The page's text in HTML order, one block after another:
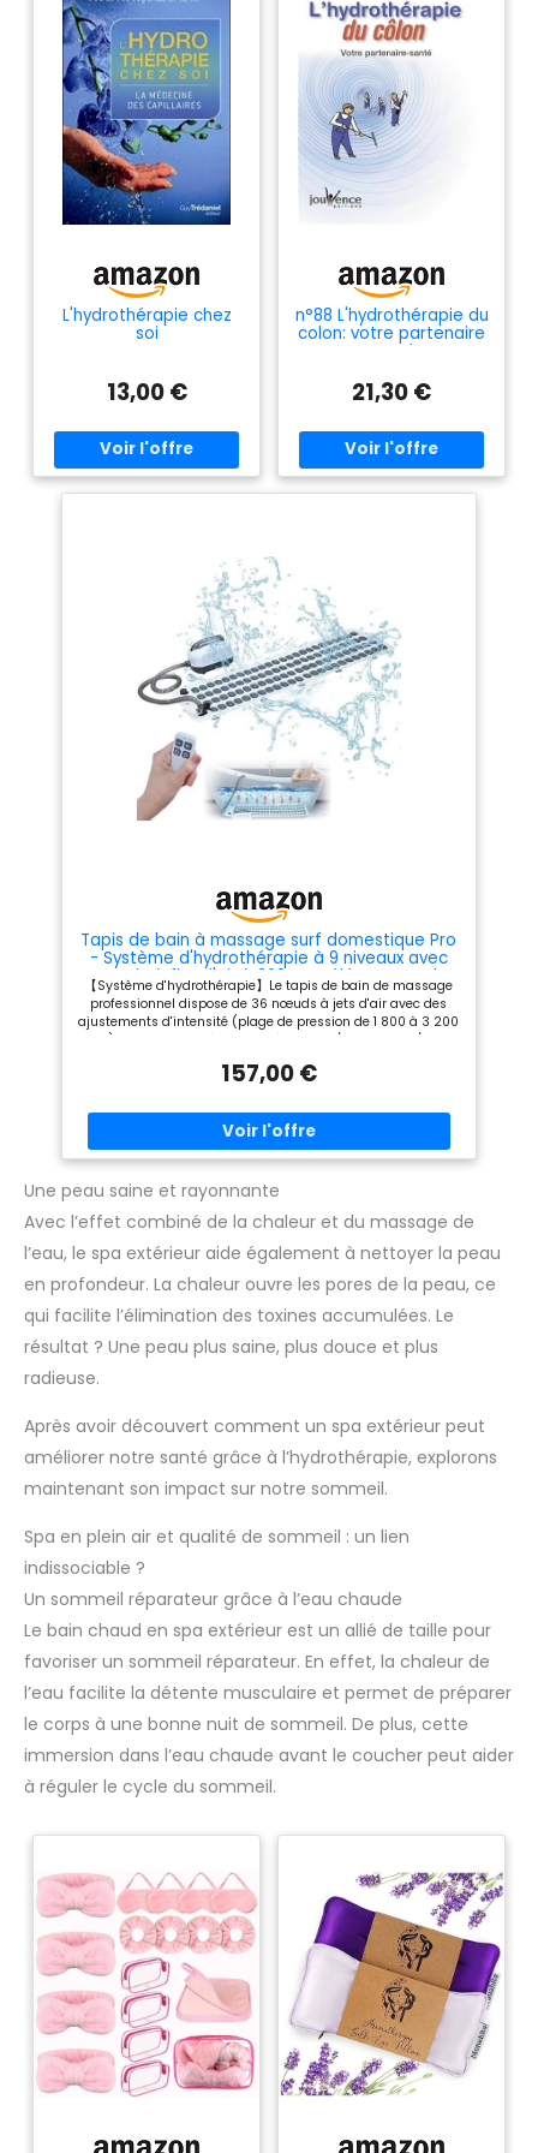
L'hydrothérapie chez
soi
13,00 €
n°88 L'hydrothérapie du
colon: votre partenaire
santé
21,30 €
Tapis de bain à massage surf domestique Pro
- Système d'hydrothérapie à 9 niveaux avec
coussin à flux d'air à 360° et télécommande
sans fil, tapis de spa à bulles antidérapant
pour soulagement de
【Système d'hydrothérapie】Le tapis de bain de massage
professionnel dispose de 36 nœuds à jets d'air avec des
ajustements d'intensité (plage de pression de 1 800 à 3 200
Pa), offrant une thérapie ciblée du dos/des jambes/des
antidérapante avancée : la construction en PVC double
maintenant un coefficient de friction de 0,35 sur les
baignoires humides en porcelaine/pierre pour une
relaxation à l'épreuve des chutes. Expérience spa
intelligente : comprend une télécommande infrarouge
étanche + un oreiller gonflable ergonomique (réglable en
hauteur) avec fonction de mémoire automatique.
Stimulation de la circulation thérapeutique : oscillation
combinée à bulles et mode de thérapie par la chaleur à 40
℃ améliore la circulation sanguine de 45 %, cliniquement
prouvé pour réduire les raideurs musculaires et les douleurs
arthritiques. Design compact : système de
gonflage/dégonflage rapide (installation en 3 minutes) se
compatible avec les baignoires standard de 152,4 à 190,5
157,00 €
Une peau saine et rayonnante
Avec l’effet combiné de la chaleur et du massage de
l’eau, le spa extérieur aide également à nettoyer la peau
en profondeur. La chaleur ouvre les pores de la peau, ce
qui facilite l’élimination des toxines accumulées. Le
résultat ? Une peau plus saine, plus douce et plus
radieuse.
Après avoir découvert comment un spa extérieur peut
améliorer notre santé grâce à l’hydrothérapie, explorons
maintenant son impact sur notre sommeil.
Spa en plein air et qualité de sommeil : un lien
indissociable ?
Un sommeil réparateur grâce à l’eau chaude
Le bain chaud en spa extérieur est un allié de taille pour
favoriser un sommeil réparateur. En effet, la chaleur de
l’eau facilite la détente musculaire et permet de préparer
le corps à une bonne nuit de sommeil. De plus, cette
immersion dans l’eau chaude avant le coucher peut aider
à réguler le cycle du sommeil.